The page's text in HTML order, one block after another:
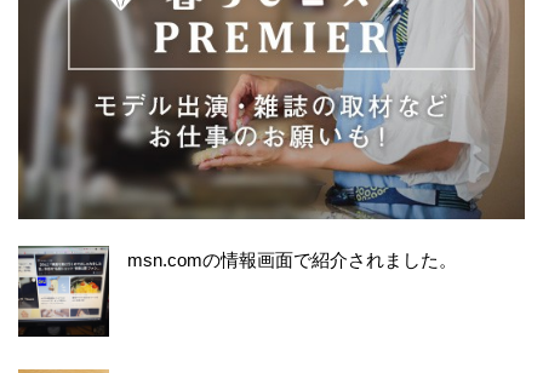
msn.comの情報画面で紹介されました。